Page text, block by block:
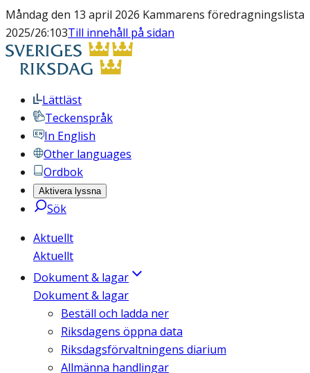
Måndag den 13 april 2026 Kammarens föredragningslista
2025/26:103Till innehåll på sidan
Lättläst
Teckenspråk
In English
Other languages
Ordbok
Aktivera lyssna
Sök
Aktuellt
Aktuellt
Dokument & lagar
Dokument & lagar
Beställ och ladda ner
Riksdagens öppna data
Riksdagsförvaltningens diarium
Allmänna handlingar